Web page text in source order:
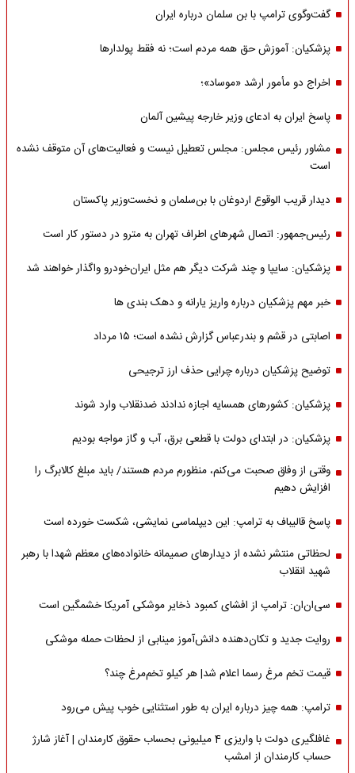
گفت‌وگوی ترامپ با بن سلمان درباره ایران
پزشکیان: آموزش حق همه مردم است؛ نه فقط پولدارها
اخراج دو مأمور ارشد «موساد»؛
پاسخ ایران به ادعای وزیر خارجه پیشین آلمان
مشاور رئیس مجلس: مجلس تعطیل نیست و فعالیت‌های آن متوقف نشده
است
دیدار قریب الوقوع اردوغان با بن‌سلمان و نخست‌وزیر پاکستان
رئیس‌جمهور: اتصال شهرهای اطراف تهران به مترو در دستور کار است
پزشکیان: سایپا و چند شرکت دیگر هم مثل ایران‌خودرو واگذار خواهند شد
خبر مهم پزشکیان درباره واریز یارانه و دهک بندی ها
اصابتی در قشم و بندرعباس گزارش نشده است؛ ۱۵ مرداد
توضیح پزشکیان درباره چرایی حذف ارز ترجیحی
پزشکیان: کشورهای همسایه اجازه ندادند ضدنقلاب وارد شوند
پزشکیان: در ابتدای دولت با قطعی برق، آب و گاز مواجه بودیم
وقتی از وفاق صحبت می‌کنم، منظورم مردم هستند/ باید مبلغ کالابرگ را
افزایش دهیم
پاسخ قالیباف به ترامپ: این دیپلماسی نمایشی، شکست خورده است
لحظاتی منتشر نشده از دیدارهای صمیمانه خانواده‌های معظم شهدا با رهبر
شهید انقلاب
سی‌ان‌ان: ترامپ از افشای کمبود ذخایر موشکی آمریکا خشمگین است
روایت جدید و تکان‌دهنده دانش‌آموز مینابی از لحظات حمله موشکی
قیمت تخم مرغ رسما اعلام شد| هر کیلو تخم‌مرغ چند؟
ترامپ: همه چیز درباره ایران به طور استثنایی خوب پیش می‌رود
غافلگیری دولت با واریزی 4 میلیونی بحساب حقوق کارمندان | آغاز شارژ
حساب کارمندان از امشب